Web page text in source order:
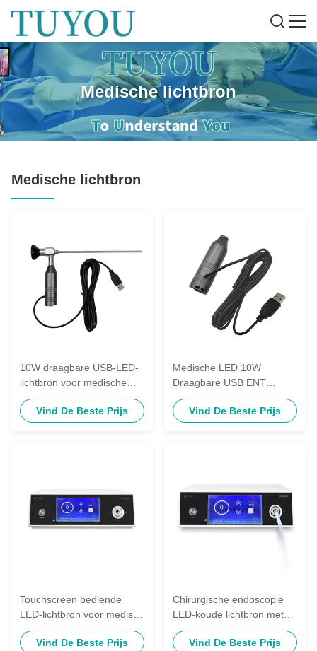
Medische lichtbron
Medische lichtbron
10W draagbare USB-LED-
lichtbron voor medische
rigide endoscoop
Vind De Beste Prijs
Medische LED 10W
Draagbare USB ENT
Lichtbron USB 18650
Lithium Ion Battery
Vind De Beste Prijs
Touchscreen bediende
LED-lichtbron voor medisch
endoscoopinstrument
Vind De Beste Prijs
Chirurgische endoscopie
LED-koude lichtbron met
aanraakschermbesturing
voor starre endoscopen
Vind De Beste Prijs